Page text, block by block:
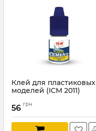
Клей для пластиковых
моделей (ICM 2011)
56 грн